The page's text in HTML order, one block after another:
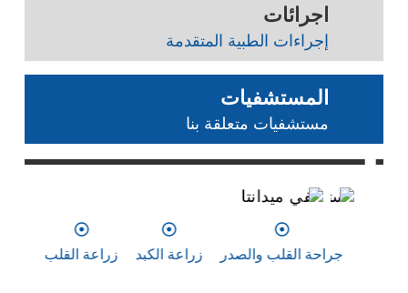
اجرائات
إجراءات الطبية المتقدمة
المستشفيات
مستشفيات متعلقة بنا
0 0 0
مستشفي ميدانتا
جراحة القلب والصدر زراعة الكبد زراعة القلب